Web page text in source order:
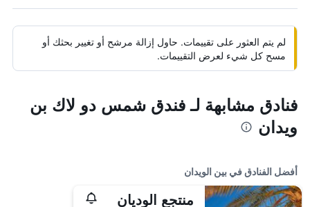
لم يتم العثور على تقييمات. حاول إزالة مرشح أو تغيير بحثك أو
مسح كل شيء لعرض التقييمات.
فنادق مشابهة لـ فندق شمس دو لاك بن
ويدان
أفضل الفنادق في بين الويدان
منتجع الوديان